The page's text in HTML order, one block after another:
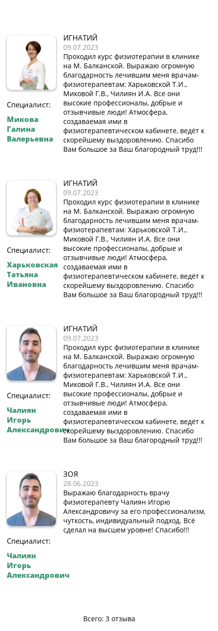
Специалист:
Микова
Галина
Валерьевна
ИГНАТИЙ
09.07.2023
Проходил курс физиотерапии в клинике
на М. Балканской. Выражаю огромную
благодарность лечившим меня врачам-
физиотерапевтам: Харьковской Т.И.,
Миковой Г.В., Чилиян И.А. Все они
высокие профессионалы, добрые и
отзывчивые люди! Атмосфера,
создаваемая ими в
физиотерапевтическом кабинете, ведёт к
скорейшему выздоровлению. Спасибо
Вам большое за Ваш благородный труд!!!
Специалист:
Харьковская
Татьяна
Ивановна
ИГНАТИЙ
09.07.2023
Проходил курс физиотерапии в клинике
на М. Балканской. Выражаю огромную
благодарность лечившим меня врачам-
физиотерапевтам: Харьковской Т.И.,
Миковой Г.В., Чилиян И.А. Все они
высокие профессионалы, добрые и
отзывчивые люди! Атмосфера,
создаваемая ими в
физиотерапевтическом кабинете, ведёт к
скорейшему выздоровлению. Спасибо
Вам большое за Ваш благородный труд!!!
Специалист:
Чалиян
Игорь
Александрович
ИГНАТИЙ
09.07.2023
Проходил курс физиотерапии в клинике
на М. Балканской. Выражаю огромную
благодарность лечившим меня врачам-
физиотерапевтам: Харьковской Т.И.,
Миковой Г.В., Чилиян И.А. Все они
высокие профессионалы, добрые и
отзывчивые люди! Атмосфера,
создаваемая ими в
физиотерапевтическом кабинете, ведёт к
скорейшему выздоровлению. Спасибо
Вам большое за Ваш благородный труд!!!
Специалист:
Чалиян
Игорь
Александрович
ЗОЯ
28.06.2023
Выражаю благодарность врачу
физиотерапевту Чалиян Игорю
Александровичу за его профессионализм,
чуткость, индивидуальный подход. Всё
сделал на высшем уровне! Спасибо!!!
Всего: 3 отзыва